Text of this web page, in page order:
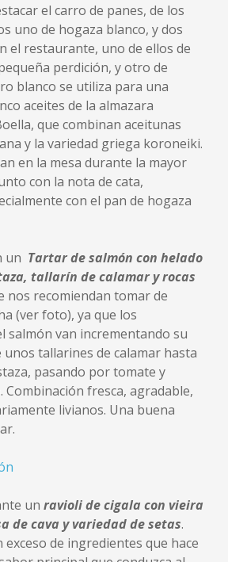
el carro de panes, de los
uno de hogaza blanco, y dos
el restaurante, uno de ellos de
perdición, y otro de
blanco se utiliza para una
aceites de la almazara
que combinan aceitunas
y la variedad griega koroneiki.
en la mesa durante la mayor
con la nota de cata,
con el pan de hogaza
un Tartar de salmón con helado
tallarín de calamar y rocas
nos recomiendan tomar de
(ver foto), ya que los
salmón van incrementando su
unos tallarines de calamar hasta
pasando por tomate y
Combinación fresca, agradable,
livianos. Una buena
un ravioli de cigala con vieira
de cava y variedad de setas.
de ingredientes que hace